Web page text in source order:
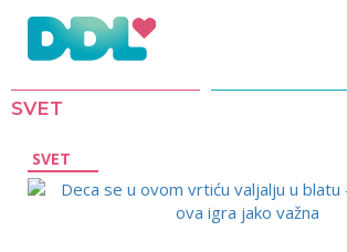
SVET
SVET